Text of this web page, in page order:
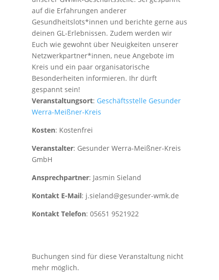
auf die Erfahrungen anderer
Gesundheitslots*innen und berichte gerne aus
deinen GL-Erlebnissen. Zudem werden wir
Euch wie gewohnt über Neuigkeiten unserer
Netzwerkpartner*innen, neue Angebote im
Kreis und ein paar organisatorische
Besonderheiten informieren. Ihr dürft
gespannt sein!
Veranstaltungsort: Geschäftsstelle Gesunder
Werra-Meißner-Kreis
Kosten: Kostenfrei
Veranstalter: Gesunder Werra-Meißner-Kreis
GmbH
Ansprechpartner: Jasmin Sieland
Kontakt E-Mail: j.sieland@gesunder-wmk.de
Kontakt Telefon: 05651 9521922
Buchungen sind für diese Veranstaltung nicht
mehr möglich.